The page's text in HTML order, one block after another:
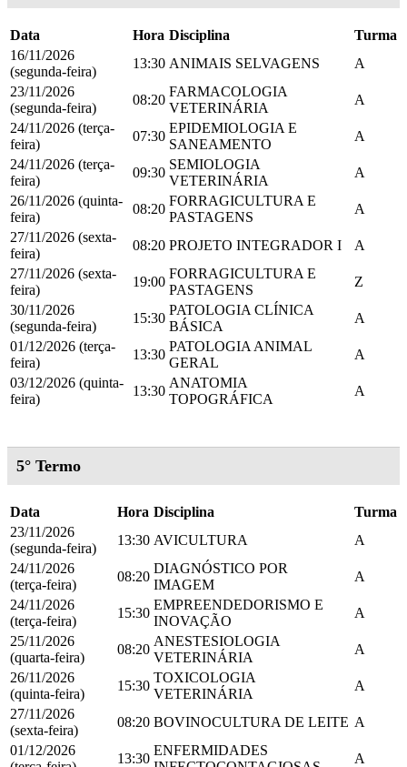
Data Hora Disciplina
Turma
16/11/2026
(segunda-feira)
13:30 ANIMAIS SELVAGENS
A
23/11/2026
(segunda-feira)
08:20
FARMACOLOGIA
VETERINÁRIA
A
24/11/2026 (terça-
feira)
07:30
EPIDEMIOLOGIA E
SANEAMENTO
A
24/11/2026 (terça-
feira)
09:30
SEMIOLOGIA
VETERINÁRIA
A
26/11/2026 (quinta-
feira)
08:20
FORRAGICULTURA E
PASTAGENS
A
27/11/2026 (sexta-
feira)
08:20 PROJETO INTEGRADOR I
A
27/11/2026 (sexta-
feira)
19:00
FORRAGICULTURA E
PASTAGENS
Z
30/11/2026
(segunda-feira)
15:30
PATOLOGIA CLÍNICA
BÁSICA
A
01/12/2026 (terça-
feira)
13:30
PATOLOGIA ANIMAL
GERAL
A
03/12/2026 (quinta-
feira)
13:30
ANATOMIA
TOPOGRÁFICA
A
5° Termo
Data Hora Disciplina
Turma
23/11/2026
(segunda-feira)
13:30 AVICULTURA
A
24/11/2026
(terça-feira)
08:20
DIAGNÓSTICO POR
IMAGEM
A
24/11/2026
(terça-feira)
15:30
EMPREENDEDORISMO E
INOVAÇÃO
A
25/11/2026
(quarta-feira)
08:20
ANESTESIOLOGIA
VETERINÁRIA
A
26/11/2026
(quinta-feira)
15:30
TOXICOLOGIA
VETERINÁRIA
A
27/11/2026
(sexta-feira)
08:20 BOVINOCULTURA DE LEITE A
01/12/2026
13:30
ENFERMIDADES
A